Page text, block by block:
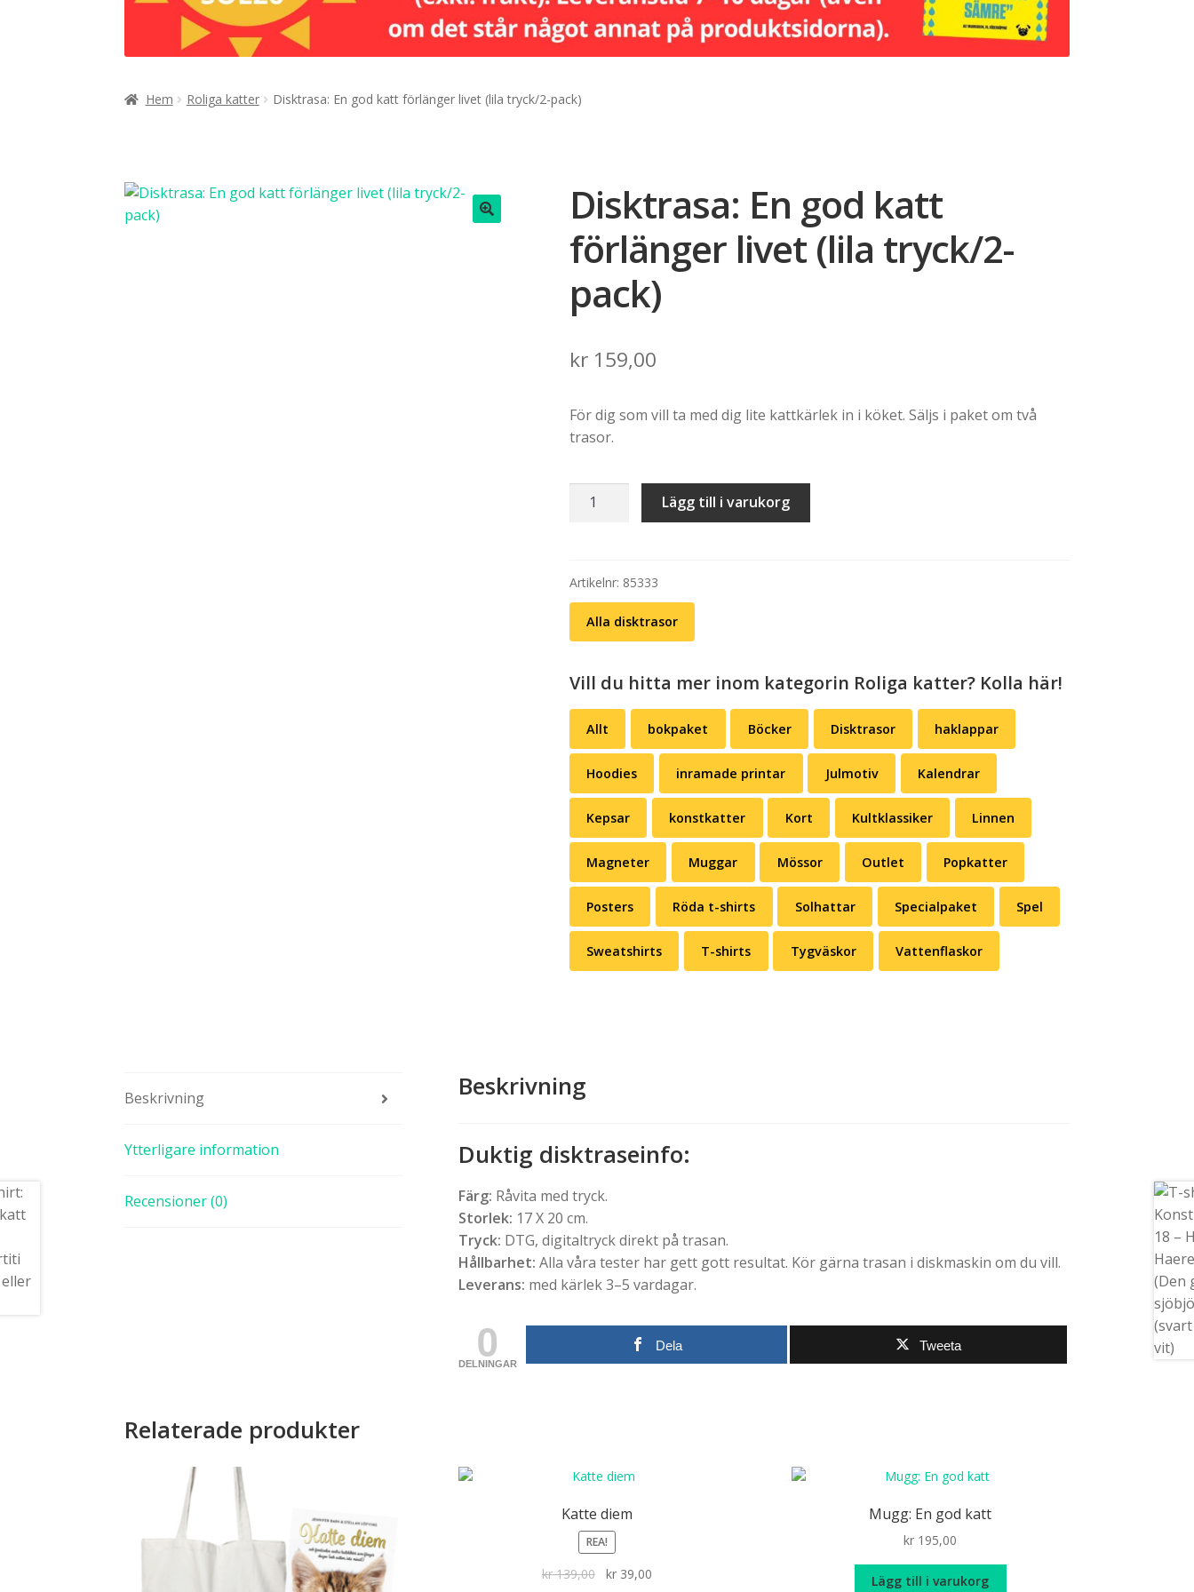
Hem Roliga katter Disktrasa: En god katt förlänger livet (lila tryck/2-pack)
Disktrasa: En god katt
förlänger livet (lila tryck/2-
pack)
kr159,00
För dig som vill ta med dig lite kattkärlek in i köket. Säljs i paket om två
trasor.
Disktrasa:
förlänger
livet
(lila
tryck/2-
mängd
Lägg till i varukorg
Artikelnr: 85333
Alla disktrasor
Vill du hitta mer inom kategorin Roliga katter? Kolla här!
Allt bokpaket Böcker Disktrasor haklappar
Hoodies inramade printar Julmotiv Kalendrar
Kepsar konstkatter Kort Kultklassiker Linnen
Magneter Muggar Mössor Outlet Popkatter
Posters Röda t-shirts Solhattar Specialpaket Spel
Sweatshirts T-shirts Tygväskor Vattenflaskor
Beskrivning
Ytterligare information
Recensioner (0)
Beskrivning
Duktig disktraseinfo:
Färg: Råvita med tryck.
Storlek: 17 X 20 cm.
Tryck: DTG, digitaltryck direkt på trasan.
Hållbarhet: Alla våra tester har gett gott resultat. Kör gärna trasan i diskmaskin om du vill.
Leverans: med kärlek 3–5 vardagar.
0
DELNINGAR
Dela Tweeta
Relaterade produkter
Katte diem
REA!
kr139,00
Det
kr 39,00
Mugg: En god katt
kr 195,00
Lägg till i varukorg